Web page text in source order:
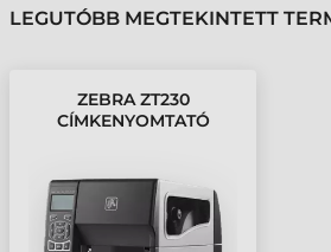
LEGUTÓBB MEGTEKINTETT
ZEBRA ZT230
CÍMKENYOMTATÓ